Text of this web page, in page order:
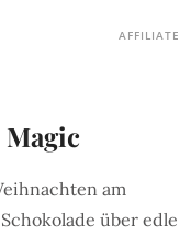
AFFILIATE
Magic
am
über edle